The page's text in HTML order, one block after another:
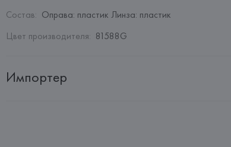
Состав: Оправа: пластик Линза: пластик
Цвет производителя: 81588G
Импортер